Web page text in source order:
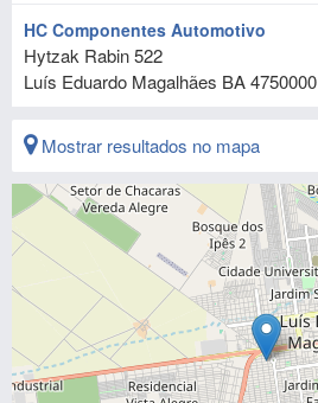
HC Componentes Automotivo
Hytzak Rabin 522
Luís Eduardo Magalhães BA4750000
Mostrar resultados no mapa